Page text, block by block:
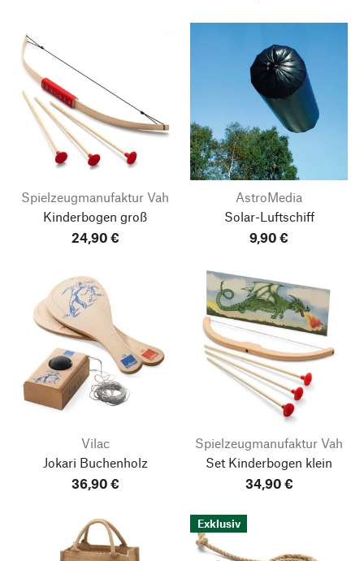
Spielzeugmanufaktur Vah
Kinderbogen groß
24,90 €
AstroMedia
Solar-Luftschiff
9,90 €
Vilac
Jokari Buchenholz
36,90 €
Spielzeugmanufaktur Vah
Set Kinderbogen klein
34,90 €
Exklusiv